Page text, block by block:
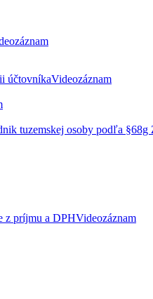
účtovníkaVideozáznam
tuzemskej osoby podľa §68g
z príjmu a DPHVideozáznam